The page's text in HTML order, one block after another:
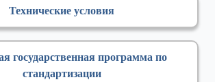
Технические условия
государственная программа по
стандартизации